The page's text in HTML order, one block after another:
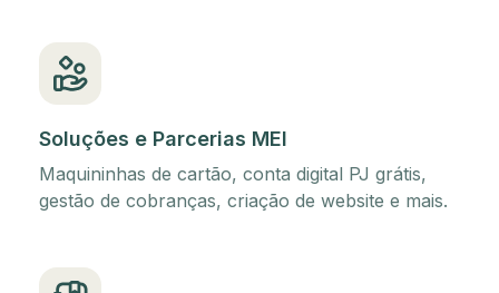
Soluções e Parcerias MEI
Maquininhas de cartão, conta digital PJ grátis,
gestão de cobranças, criação de website e mais.